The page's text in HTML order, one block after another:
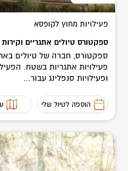
פעילויות מחוץ לקופסא
ספקטורס טיולים אתגריים וקירות
ספקטורס, חברה של טיולים
פעילויות אתגריות בשטח.
ופעילויות סנפלינג עבור...
הוספה לטיול שלי